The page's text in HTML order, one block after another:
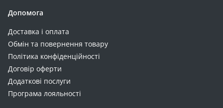
Допомога
Доставка і оплата
Обмін та повернення товару
Політика конфіденційності
Договір оферти
Додаткові послуги
Програма лояльності